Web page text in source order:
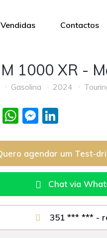
Vendidas Contactos
1000 XR -
Gasolina 2024
W
at
s
p
p
M
ss
e
n
g
er
Li
k
e
dI
n
agendar um Test-
Chat via
351